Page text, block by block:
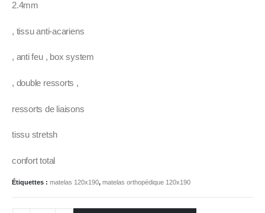
2.4mm
, tissu anti-acariens
, anti feu , box system
, double ressorts ,
ressorts de liaisons
tissu stretsh
confort total
Étiquettes : matelas 120x190, matelas orthopédique 120x190